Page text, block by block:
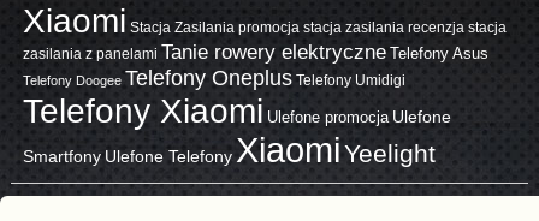
Xiaomi Stacja Zasilania promocja stacja zasilania recenzja stacja
zasilania z panelami Tanie rowery elektryczne Telefony Asus
Telefony Doogee Telefony Oneplus Telefony Umidigi
Telefony Xiaomi Ulefone promocja Ulefone
Smartfony Ulefone Telefony XiaomiYeelight